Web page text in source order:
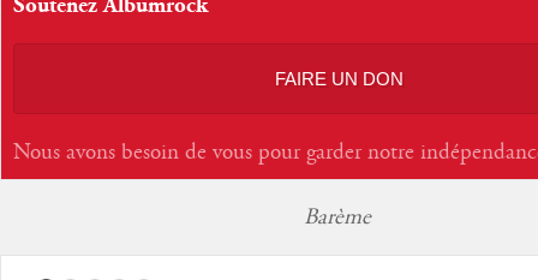
Soutenez Albumrock
FAIRE UN DON
Nous avons besoin de vous pour garder notre
Barème